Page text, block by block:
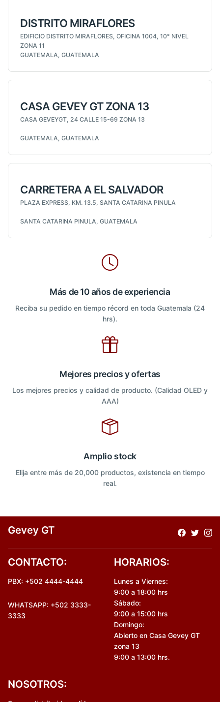
DISTRITO MIRAFLORES
EDIFICIO DISTRITO MIRAFLORES, OFICINA 1004, 10° NIVEL
ZONA 11
GUATEMALA, GUATEMALA
CASA GEVEY GT ZONA 13
CASA GEVEYGT, 24 CALLE 15-69 ZONA 13
GUATEMALA, GUATEMALA
CARRETERA A EL SALVADOR
PLAZA EXPRESS, KM. 13.5, SANTA CATARINA PINULA
SANTA CATARINA PINULA, GUATEMALA
Más de 10 años de experiencia
Reciba su pedido en tiempo récord en toda Guatemala (24
hrs).
Mejores precios y ofertas
Los mejores precios y calidad de producto. (Calidad OLED y
AAA)
Amplio stock
Elija entre más de 20,000 productos, existencia en tiempo
real.
Gevey GT
CONTACTO:
PBX: +502 4444-4444
WHATSAPP: +502 3333-
3333
HORARIOS:
Lunes a Viernes:
9:00 a 18:00 hrs
Sábado:
9:00 a 15:00 hrs
Domingo:
Abierto en Casa Gevey GT
zona 13
9:00 a 13:00 hrs.
NOSOTROS: